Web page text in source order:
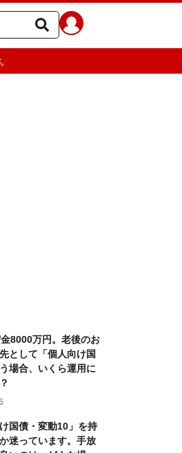
8000万円。老後のお
として「個人向け国
場合、いくら運用に
け国債・変動10」を持
迷っています。手放